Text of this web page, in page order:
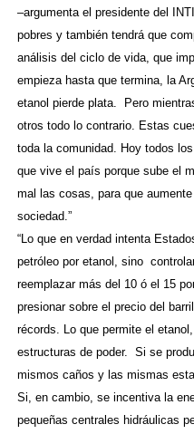
–argumenta el presidente del
pobres y también tendrá que
análisis del ciclo de vida, que
empieza hasta que termina, la
etanol pierde plata.
Pero
otros todo lo contrario. Estas
toda la comunidad. Hoy todos
que vive el país porque sube el
mal las cosas, para que
sociedad.”
“Lo que en verdad intenta
petróleo por etanol, sino
reemplazar más del 10 ó el 15
presionar sobre el precio del
récords. Lo que permite el
estructuras de poder.
Si se
mismos caños y las mismas
Si, en cambio, se incentiva la
pequeñas centrales hidráulicas